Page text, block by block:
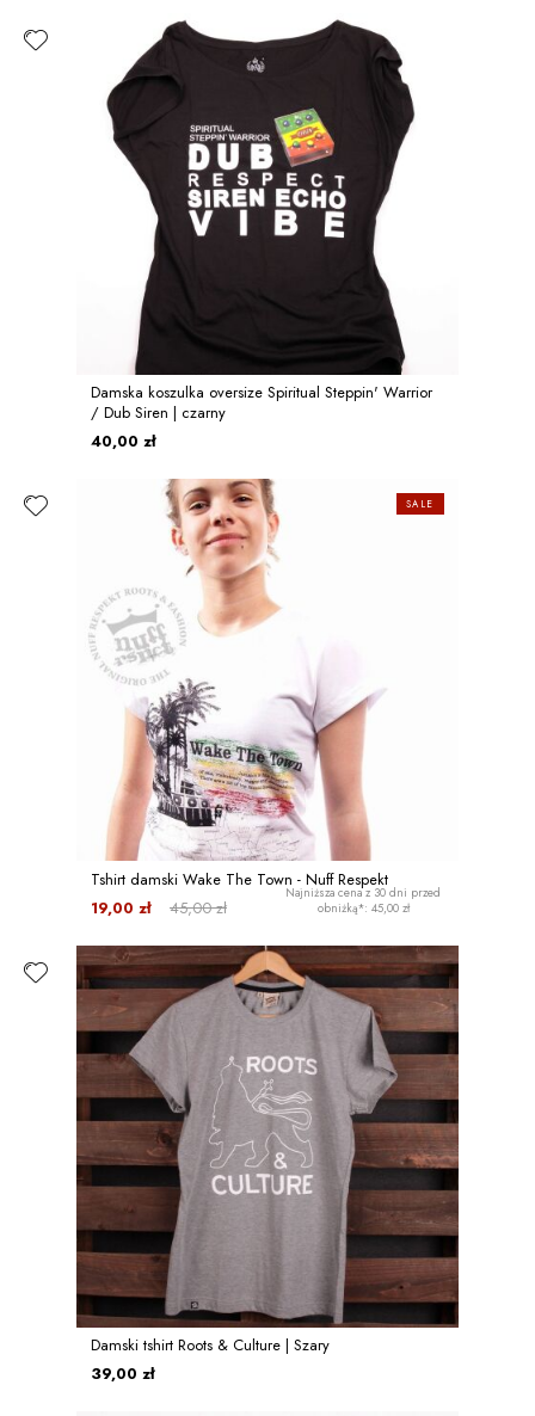
Damska koszulka oversize Spiritual Steppin' Warrior
/ Dub Siren | czarny
40,00 zł
Tshirt damski Wake The Town - Nuff Respekt
45,00 zł
19,00 zł
Najniższa cena z 30 dni przed
obniżką*: 45,00 zł
SALE
Damski tshirt Roots & Culture | Szary
39,00 zł